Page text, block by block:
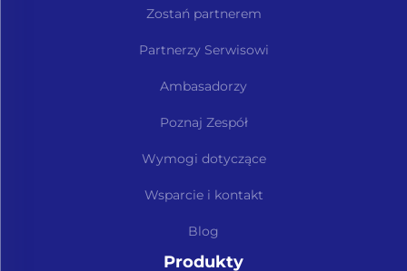
Zostań partnerem
Partnerzy Serwisowi
Ambasadorzy
Poznaj Zespół
Wymogi dotyczące
Wsparcie i kontakt
Blog
Produkty